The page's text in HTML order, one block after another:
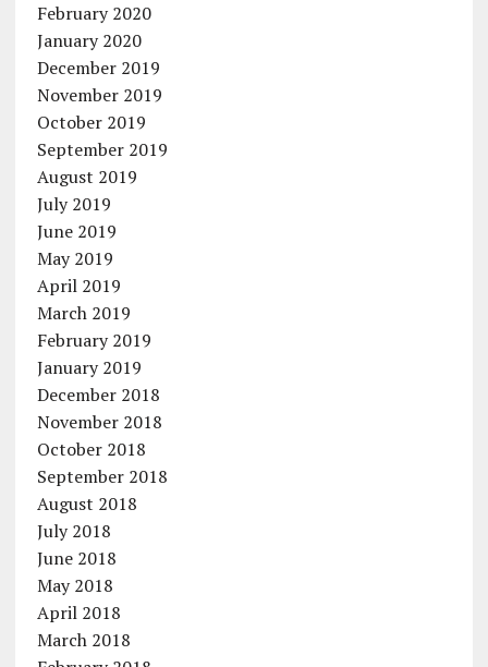
February 2020
January 2020
December 2019
November 2019
October 2019
September 2019
August 2019
July 2019
June 2019
May 2019
April 2019
March 2019
February 2019
January 2019
December 2018
November 2018
October 2018
September 2018
August 2018
July 2018
June 2018
May 2018
April 2018
March 2018